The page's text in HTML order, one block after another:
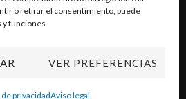
o retirar el consentimiento, puede
y funciones.
VER PREFERENCIAS
privacidadAviso legal